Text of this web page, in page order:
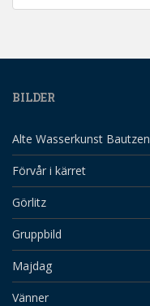
BILDER
Alte Wasserkunst Bautzen
Förvår i kärret
Görlitz
Gruppbild
Majdag
Vänner